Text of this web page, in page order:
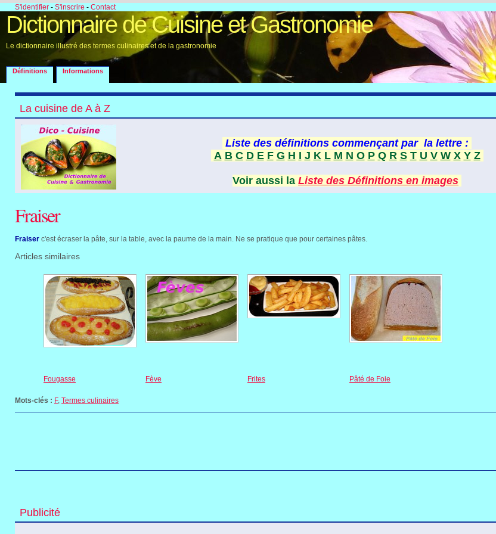
S'identifier - S'inscrire - Contact
Dictionnaire de Cuisine et Gastronomie
Le dictionnaire illustré des termes culinaires et de la gastronomie
Définitions Informations
La cuisine de A à Z
Liste des définitions commençant par la lettre :
A B C D E F G H I J K L M N O P Q R S T U V W X Y Z
Voir aussi la Liste des Définitions en images
Fraiser
Fraiser c'est écraser la pâte, sur la table, avec la paume de la main. Ne se pratique que pour certaines pâtes.
Articles similaires
Fougasse Fève Frites Pâté de Foie
Mots-clés : F, Termes culinaires
Publicité